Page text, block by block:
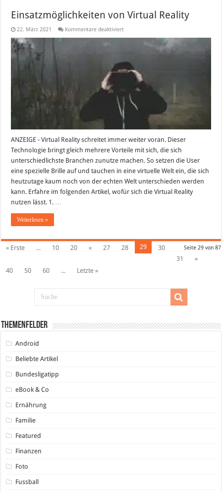
Einsatzmöglichkeiten von Virtual Reality
22. März 2021 Kommentare deaktiviertfür
ANZEIGE - Virtual Reality schreitet immer weiter voran. Dieser
Technologie bringt gleich mehrere Vorteile mit sich, die sich
unterschiedlichste Branchen zunutze machen. So setzen die User
eine spezielle Brille auf und tauchen in eine virtuelle Welt ein, die sich
heutzutage kaum noch von der echten Welt unterschieden werden
kann. Erfahre im folgenden Artikel, wofür sich die Virtual Reality
nutzen lässt. 1. …
Weiterlesen »
Seite 29 von 87
« Erste ... 10 20 « 27 28 29
30
31
»
40
50 60 ... Letzte »
Themenfelder
Android
Beliebte Artikel
Bundesligatipp
eBook & Co
Ernährung
Familie
Featured
Finanzen
Foto
Fussball